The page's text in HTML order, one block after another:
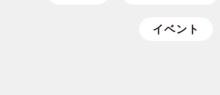
イベント